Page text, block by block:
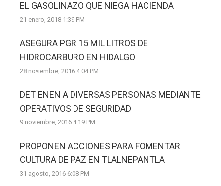
EL GASOLINAZO QUE NIEGA HACIENDA
21 enero, 2018 1:39 PM
ASEGURA PGR 15 MIL LITROS DE
HIDROCARBURO EN HIDALGO
28 noviembre, 2016 4:04 PM
DETIENEN A DIVERSAS PERSONAS MEDIANTE
OPERATIVOS DE SEGURIDAD
9 noviembre, 2016 4:19 PM
PROPONEN ACCIONES PARA FOMENTAR
CULTURA DE PAZ EN TLALNEPANTLA
31 agosto, 2016 6:08 PM